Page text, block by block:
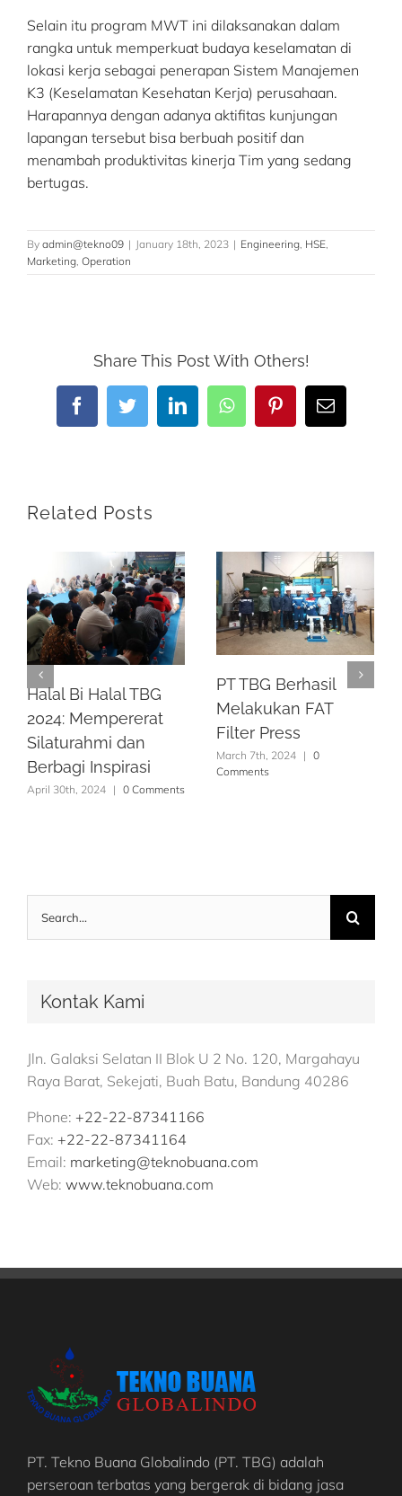
Selain itu program MWT ini dilaksanakan dalam
rangka untuk memperkuat budaya keselamatan di
lokasi kerja sebagai penerapan Sistem Manajemen
K3 (Keselamatan Kesehatan Kerja) perusahaan.
Harapannya dengan adanya aktifitas kunjungan
lapangan tersebut bisa berbuah positif dan
menambah produktivitas kinerja Tim yang sedang
bertugas.
By admin@tekno09 | January 18th, 2023 | Engineering, HSE,
Marketing, Operation
Share This Post With Others!
FacebookTwitterLinkedInWhatsAppPinterestEmail
Related Posts
Halal Bi Halal TBG
2024: Mempererat
Silaturahmi dan
Berbagi Inspirasi
April 30th, 2024 | 0 Comments
PT TBG Berhasil
Melakukan FAT
Filter Press
March 7th, 2024 | 0
Comments
for:
Kontak Kami
Jln. Galaksi Selatan II Blok U 2 No. 120, Margahayu
Raya Barat, Sekejati, Buah Batu, Bandung 40286
Phone: +22-22-87341166
Fax: +22-22-87341164
Email: marketing@teknobuana.com
Web: www.teknobuana.com
PT. Tekno Buana Globalindo (PT. TBG) adalah
perseroan terbatas yang bergerak di bidang jasa